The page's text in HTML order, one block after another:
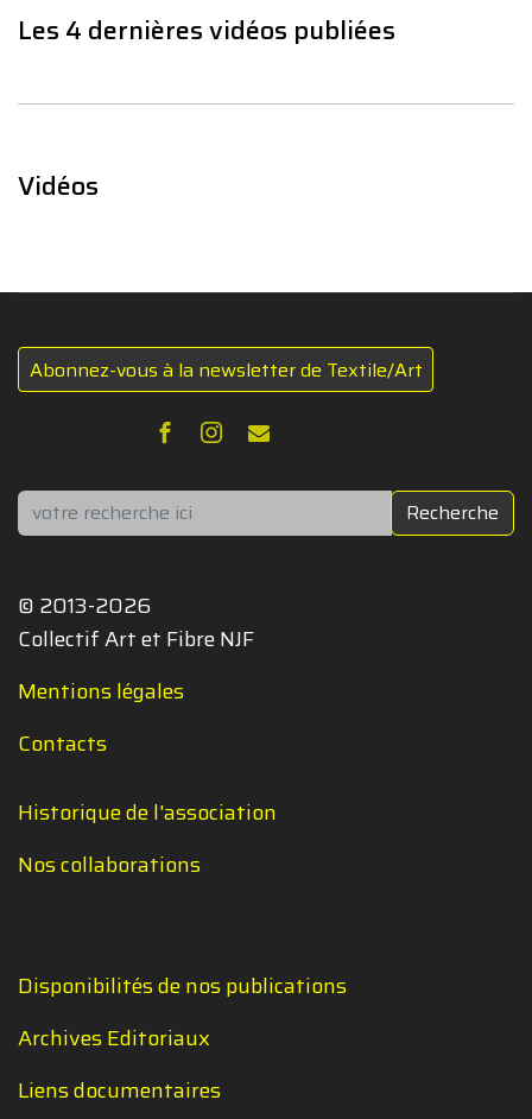
Les 4 dernières vidéos publiées
Vidéos
Abonnez-vous à la newsletter de Textile/Art
Rechercher Recherche
© 2013-2026
Collectif Art et Fibre NJF
Mentions légales
Contacts
Historique de l'association
Nos collaborations
Disponibilités de nos publications
Archives Editoriaux
Liens documentaires